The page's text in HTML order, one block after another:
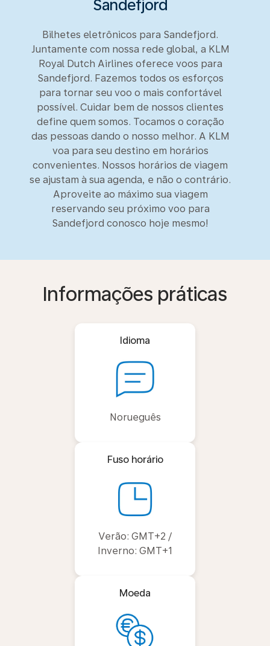
Sandefjord
Bilhetes eletrônicos para Sandefjord.
Juntamente com nossa rede global, a KLM
Royal Dutch Airlines oferece voos para
Sandefjord. Fazemos todos os esforços
para tornar seu voo o mais confortável
possível. Cuidar bem de nossos clientes
define quem somos. Tocamos o coração
das pessoas dando o nosso melhor. A KLM
voa para seu destino em horários
convenientes. Nossos horários de viagem
se ajustam à sua agenda, e não o contrário.
Aproveite ao máximo sua viagem
reservando seu próximo voo para
Sandefjord conosco hoje mesmo!
Informações práticas
Idioma
Norueguês
Fuso horário
Verão: GMT+2 /
Inverno: GMT+1
Moeda